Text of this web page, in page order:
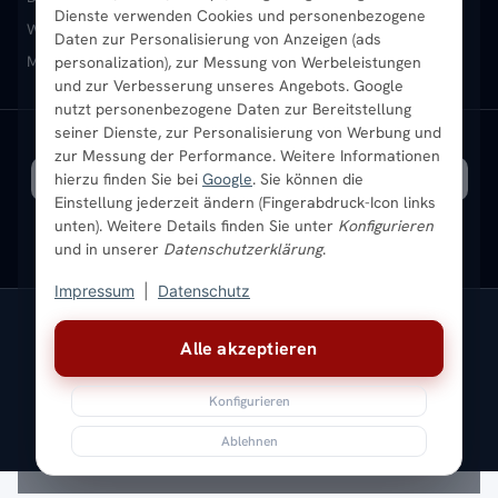
Alle akzeptieren
Konfigurieren
Ablehnen
Dienste verwenden Cookies und personenbezogene
Daten zur Personalisierung von Anzeigen (ads
personalization), zur Messung von Werbeleistungen
und zur Verbesserung unseres Angebots. Google
nutzt personenbezogene Daten zur Bereitstellung
seiner Dienste, zur Personalisierung von Werbung und
zur Messung der Performance. Weitere Informationen
hierzu finden Sie bei Google. Sie können die
Einstellung jederzeit ändern (Fingerabdruck-Icon links
unten). Weitere Details finden Sie unter Konfigurieren
und in unserer Datenschutzerklärung.
Impressum Datenschutz
Heizkörper-Zubehör
Montageservice vor Ort
Sendung verfolgen
Karriere
Ratgeber
Bestpreisgarantie
Newsletter
Aktuelle Angebote
Wandheizkörper Wohnraum-Heizkörper Badheizkörper Schwarz
Mischbetrieb-HeizkörperHeizkörper-ZubehörAktuelle Angebote
SICHERE ZAHLUNG VERSAND MIT
* Alle Preise inkl. gesetzlicher USt. |Kostenloser Versand
ImpressumDatenschutzAGBWiderrufsbelehrungVersandkosten
BatteriegesetzSitemap